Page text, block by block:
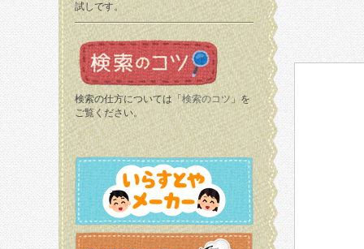
試しです。
検索の仕方については「 検索のコツ 」を
ご覧ください。